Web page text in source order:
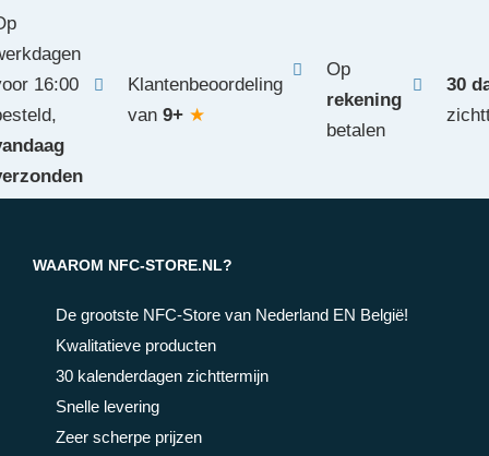
16:00
Klantenbeoordeling
van 9+ ★
Op
rekening
betalen
30
WAAROM NFC-STORE.NL?
De grootste NFC-Store van Nederland EN België!
Kwalitatieve producten
30 kalenderdagen zichttermijn
Snelle levering
Zeer scherpe prijzen